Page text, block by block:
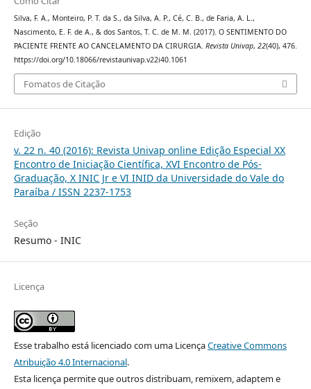
Silva, F. A., Monteiro, P. T. da S., da Silva, A. P., Cé, C. B., de Faria, A. L.,
Nascimento, E. F. de A., & dos Santos, T. C. de M. M. (2017). O SENTIMENTO DO
PACIENTE FRENTE AO CANCELAMENTO DA CIRURGIA. Revista Univap, 22(40), 476.
https://doi.org/10.18066/revistaunivap.v22i40.1061
Fomatos de Citação
Edição
v. 22 n. 40 (2016): Revista Univap online Edição Especial XX
Encontro de Iniciação Científica, XVI Encontro de Pós-
Graduação, X INIC Jr e VI INID da Universidade do Vale do
Paraíba / ISSN 2237-1753
Seção
Resumo - INIC
Licença
Esse trabalho está licenciado com uma LicençaCreative Commons
Atribuição 4.0 Internacional.
Esta licença permite que outros distribuam, remixem, adaptem e